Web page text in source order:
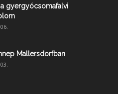
a gyergyócsomafalvi
Mallersdorfban